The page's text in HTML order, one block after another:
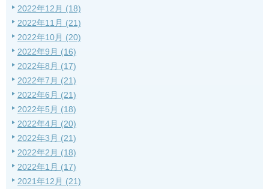
2022年12月 (18)
2022年11月 (21)
2022年10月 (20)
2022年9月 (16)
2022年8月 (17)
2022年7月 (21)
2022年6月 (21)
2022年5月 (18)
2022年4月 (20)
2022年3月 (21)
2022年2月 (18)
2022年1月 (17)
2021年12月 (21)